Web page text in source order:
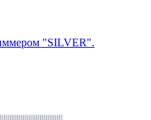
"SILVER".